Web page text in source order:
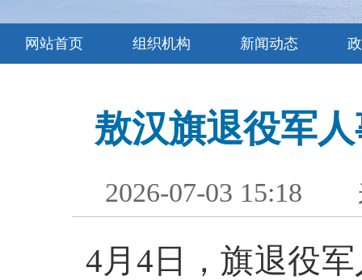
网站首页 组织机构 新闻动态
敖汉旗退役军
2026-07-03 15:18
4月4日，旗退役